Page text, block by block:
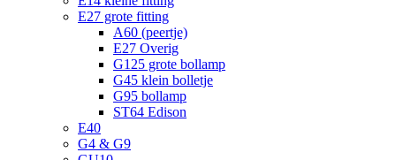
E27 grote fitting
A60 (peertje)
E27 Overig
G125 grote bollamp
G45 klein bolletje
G95 bollamp
ST64 Edison
E40
G4 & G9